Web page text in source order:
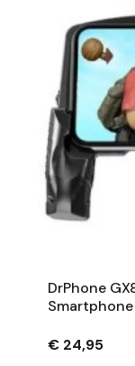
DrPhone
Zwart
€ 24,95